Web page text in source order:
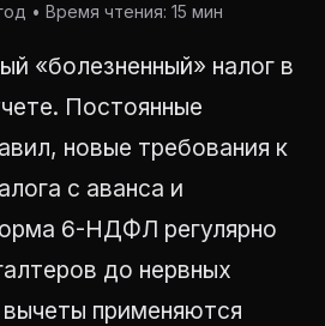
• Время чтения: 15 мин
«болезненный» налог в
Постоянные
новые требования к
с аванса и
6-НДФЛ регулярно
до нервных
применяются